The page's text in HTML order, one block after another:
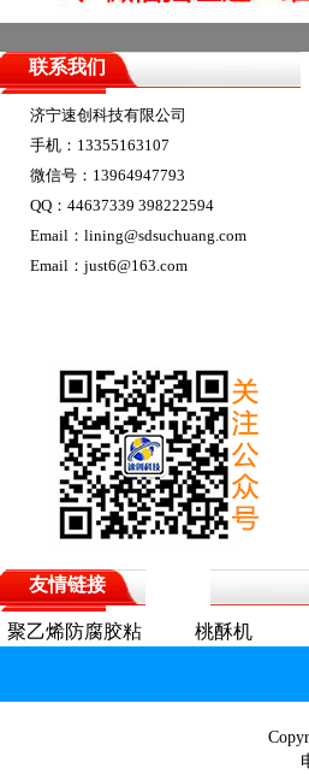
联系我们
济宁速创科技有限公司
手机：13355163107
微信号：13964947793
QQ：44637339 398222594
Email：lining@sdsuchuang.com
Email：just6@163.com
友情链接
聚乙烯防腐胶粘
桃酥机